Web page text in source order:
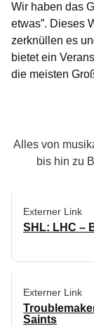
Wir haben das
etwas”. Dieses
zerknüllen es
bietet ein
die meisten
Alles von
bis hin zu
Externer Link
SHL: LHC –
Externer Link
Saints